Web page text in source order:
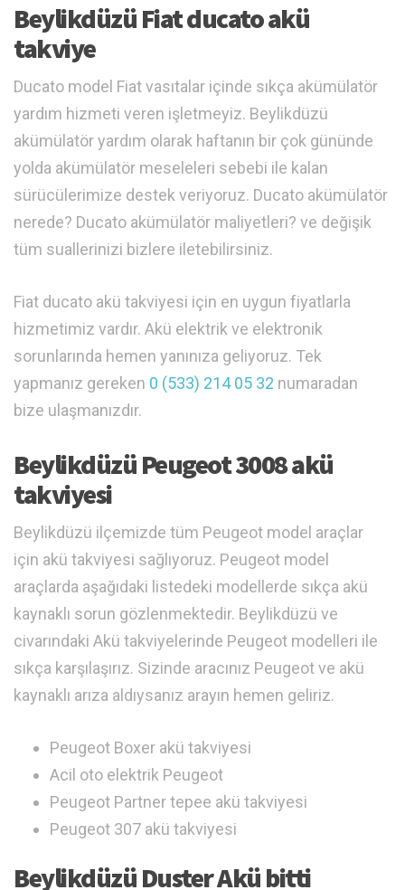
Beylikdüzü Fiat ducato akü
takviye
Ducato model Fiat vasıtalar içinde sıkça akümülatör
yardım hizmeti veren işletmeyiz. Beylikdüzü
akümülatör yardım olarak haftanın bir çok gününde
yolda akümülatör meseleleri sebebi ile kalan
sürücülerimize destek veriyoruz. Ducato akümülatör
nerede? Ducato akümülatör maliyetleri? ve değişik
tüm suallerinizi bizlere iletebilirsiniz.
Fiat ducato akü takviyesi için en uygun fiyatlarla
hizmetimiz vardır. Akü elektrik ve elektronik
sorunlarında hemen yanınıza geliyoruz. Tek
yapmanız gereken 0 (533) 214 05 32 numaradan
bize ulaşmanızdır.
Beylikdüzü Peugeot 3008 akü
takviyesi
Beylikdüzü ilçemizde tüm Peugeot model araçlar
için akü takviyesi sağlıyoruz. Peugeot model
araçlarda aşağıdaki listedeki modellerde sıkça akü
kaynaklı sorun gözlenmektedir. Beylikdüzü ve
civarındaki Akü takviyelerinde Peugeot modelleri ile
sıkça karşılaşırız. Sizinde aracınız Peugeot ve akü
kaynaklı arıza aldıysanız arayın hemen geliriz.
Peugeot Boxer akü takviyesi
Acil oto elektrik Peugeot
Peugeot Partner tepee akü takviyesi
Peugeot 307 akü takviyesi
Beylikdüzü Duster Akü bitti